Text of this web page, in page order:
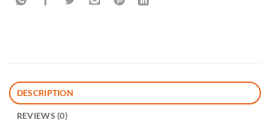
DESCRIPTION
REVIEWS (0)